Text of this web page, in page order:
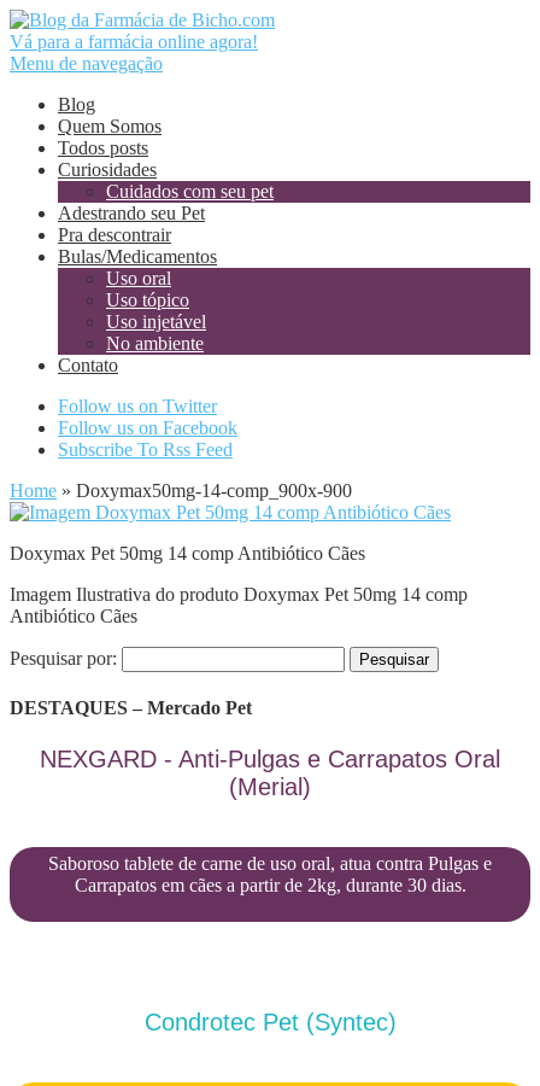
Vá para a farmácia online agora!
Menu de navegação
Blog
Quem Somos
Todos posts
Curiosidades
Cuidados com seu pet
Adestrando seu Pet
Pra descontrair
Bulas/Medicamentos
Uso oral
Uso tópico
Uso injetável
No ambiente
Contato
Follow us on Twitter
Follow us on Facebook
Subscribe To Rss Feed
Home » Doxymax50mg-14-comp_900x-900
Doxymax Pet 50mg 14 comp Antibiótico Cães
Imagem Ilustrativa do produto Doxymax Pet 50mg 14 comp
Antibiótico Cães
Pesquisar por:
DESTAQUES – Mercado Pet
NEXGARD - Anti-Pulgas e Carrapatos Oral
(Merial)
Saboroso tablete de carne de uso oral, atua contra Pulgas e
Carrapatos em cães a partir de 2kg, durante 30 dias.
Condrotec Pet (Syntec)